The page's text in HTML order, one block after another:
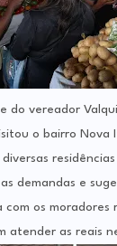
do vereador
o bairro Nova
demandas e
com os moradores
atender as reais